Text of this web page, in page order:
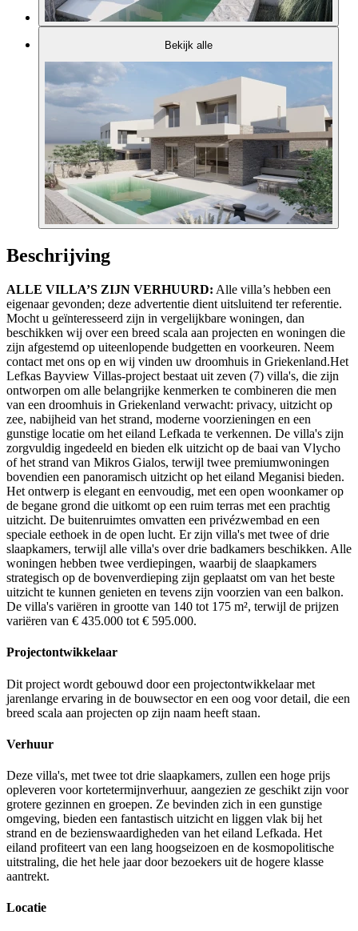
Bekijk alle
Beschrijving
ALLE VILLA’S ZIJN VERHUURD: Alle villa’s hebben een
eigenaar gevonden; deze advertentie dient uitsluitend ter referentie.
Mocht u geïnteresseerd zijn in vergelijkbare woningen, dan
beschikken wij over een breed scala aan projecten en woningen die
zijn afgestemd op uiteenlopende budgetten en voorkeuren. Neem
contact met ons op en wij vinden uw droomhuis in Griekenland.Het
Lefkas Bayview Villas-project bestaat uit zeven (7) villa's, die zijn
ontworpen om alle belangrijke kenmerken te combineren die men
van een droomhuis in Griekenland verwacht: privacy, uitzicht op
zee, nabijheid van het strand, moderne voorzieningen en een
gunstige locatie om het eiland Lefkada te verkennen. De villa's zijn
zorgvuldig ingedeeld en bieden elk uitzicht op de baai van Vlycho
of het strand van Mikros Gialos, terwijl twee premiumwoningen
bovendien een panoramisch uitzicht op het eiland Meganisi bieden.
Het ontwerp is elegant en eenvoudig, met een open woonkamer op
de begane grond die uitkomt op een ruim terras met een prachtig
uitzicht. De buitenruimtes omvatten een privézwembad en een
speciale eethoek in de open lucht. Er zijn villa's met twee of drie
slaapkamers, terwijl alle villa's over drie badkamers beschikken. Alle
woningen hebben twee verdiepingen, waarbij de slaapkamers
strategisch op de bovenverdieping zijn geplaatst om van het beste
uitzicht te kunnen genieten en tevens zijn voorzien van een balkon.
De villa's variëren in grootte van 140 tot 175 m², terwijl de prijzen
variëren van € 435.000 tot € 595.000.
Projectontwikkelaar
Dit project wordt gebouwd door een projectontwikkelaar met
jarenlange ervaring in de bouwsector en een oog voor detail, die een
breed scala aan projecten op zijn naam heeft staan.
Verhuur
Deze villa's, met twee tot drie slaapkamers, zullen een hoge prijs
opleveren voor kortetermijnverhuur, aangezien ze geschikt zijn voor
grotere gezinnen en groepen. Ze bevinden zich in een gunstige
omgeving, bieden een fantastisch uitzicht en liggen vlak bij het
strand en de bezienswaardigheden van het eiland Lefkada. Het
eiland profiteert van een lang hoogseizoen en de kosmopolitische
uitstraling, die het hele jaar door bezoekers uit de hogere klasse
aantrekt.
Locatie